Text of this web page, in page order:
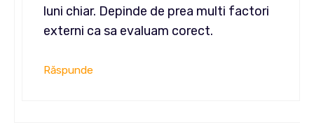
luni chiar. Depinde de prea multi factori
externi ca sa evaluam corect.
Răspunde